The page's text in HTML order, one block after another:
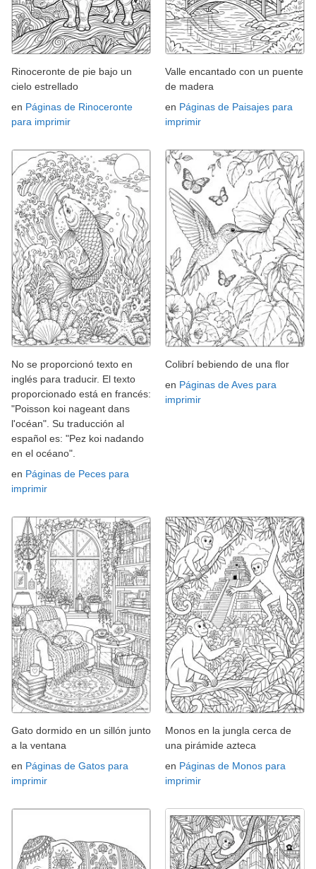
Rinoceronte de pie bajo un
cielo estrellado
en Páginas de Rinoceronte
para imprimir
Valle encantado con un puente
de madera
en Páginas de Paisajes para
imprimir
No se proporcionó texto en
inglés para traducir. El texto
proporcionado está en francés:
"Poisson koi nageant dans
l'océan". Su traducción al
español es: "Pez koi nadando
en el océano".
en Páginas de Peces para
imprimir
Colibrí bebiendo de una flor
en Páginas de Aves para
imprimir
Gato dormido en un sillón junto
a la ventana
en Páginas de Gatos para
imprimir
Monos en la jungla cerca de
una pirámide azteca
en Páginas de Monos para
imprimir